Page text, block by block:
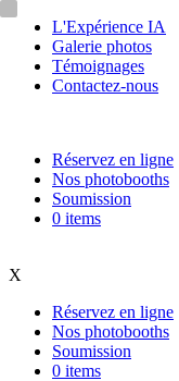
L'Expérience IA
Galerie photos
Témoignages
Contactez-nous
Réservez en ligne
Nos photobooths
Soumission
0 items
X
Réservez en ligne
Nos photobooths
Soumission
0 items